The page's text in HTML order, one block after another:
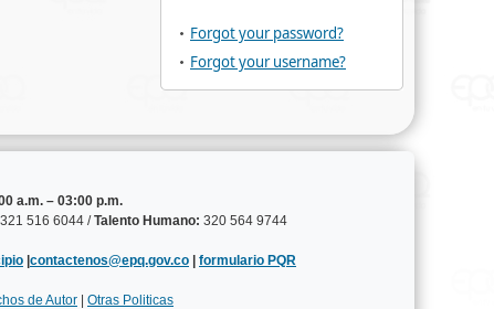
Forgot your password?
Forgot your username?
a.m. – 03:00 p.m.
321 516 6044 /Talento Humano: 320 564 9744
contactenos@epq.gov.co
formulario PQR
de Autor Otras Politicas